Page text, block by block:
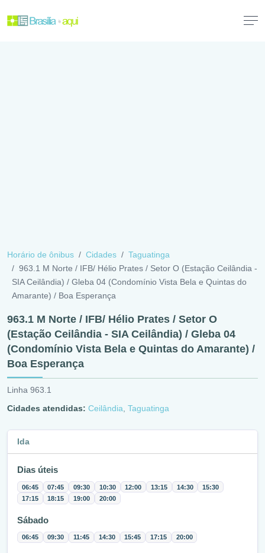
Horário de ônibus Cidades
Taguatinga
963.1 M Norte / IFB/ Hélio Prates / Setor O (Estação Ceilândia -
SIA Ceilândia) / Gleba 04 (Condomínio Vista Bela e Quintas do
Amarante) / Boa Esperança
963.1 M Norte / IFB/ Hélio Prates / Setor O
(Estação Ceilândia - SIA Ceilândia) / Gleba 04
(Condomínio Vista Bela e Quintas do Amarante) /
Boa Esperança
Linha 963.1
Cidades atendidas: Ceilândia Taguatinga
Ida
Dias úteis
06:45 07:45 09:30 10:30 12:00 13:15 14:30
15:30
17:15
18:15 19:00 20:00
Sábado
06:45 09:30 11:45 14:30 15:45 17:15 20:00